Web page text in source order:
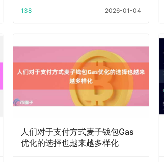
138 2026-01-04
人们对于支付方式麦子钱包Gas
优化的选择也越来越多样化